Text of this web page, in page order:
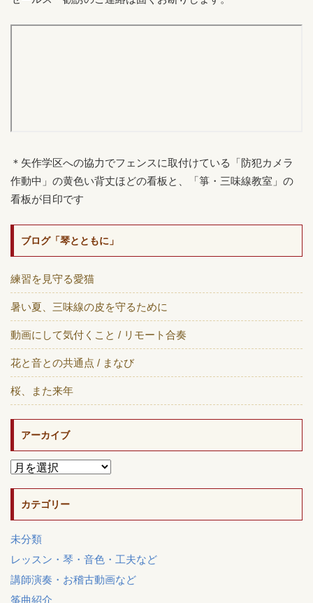
＊矢作学区への協力でフェンスに取付けている「防犯カメラ
作動中」の黄色い背丈ほどの看板と、「箏・三味線教室」の
看板が目印です
ブログ「琴とともに」
練習を見守る愛猫
暑い夏、三味線の皮を守るために
動画にして気付くこと / リモート合奏
花と音との共通点 / まなび
桜、また来年
アーカイブ
カテゴリー
未分類
レッスン・琴・音色・工夫など
講師演奏・お稽古動画など
筝曲紹介